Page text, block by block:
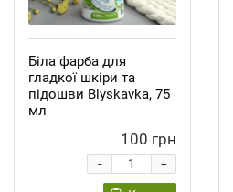
Біла фарба для
гладкої шкіри та
підошви Blyskavka, 75
мл
100 грн
+
-